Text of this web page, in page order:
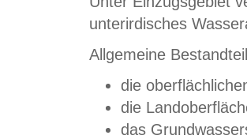
unterirdisches
Allgemeine
die
die
das